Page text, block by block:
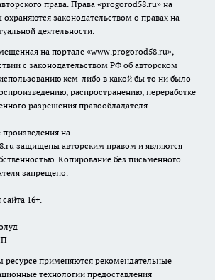
права. Права «progorod58.ru» на
законодательством о правах на
деятельности.
на портале «www.progorod58.ru»,
с законодательством РФ об авторском
кем-либо в какой бы то ни было
распространению, переработке
разрешения правообладателя.
на
защищены авторским правом и являются
Копирование без письменного
запрещено.
16+.
применяются рекомендательные
технологии предоставления